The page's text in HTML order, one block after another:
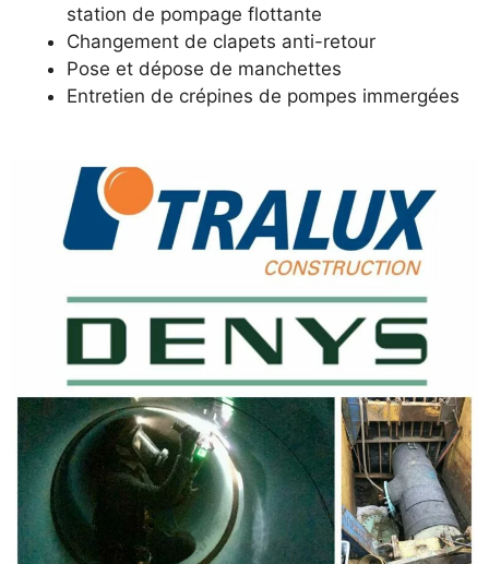
station de pompage flottante
Changement de clapets anti-retour
Pose et dépose de manchettes
Entretien de crépines de pompes immergées